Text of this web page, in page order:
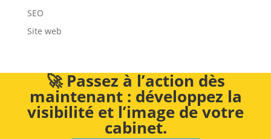
SEO
Site web
🚀 Passez à l’action dès
maintenant : développez la
visibilité et l’image de votre
cabinet.